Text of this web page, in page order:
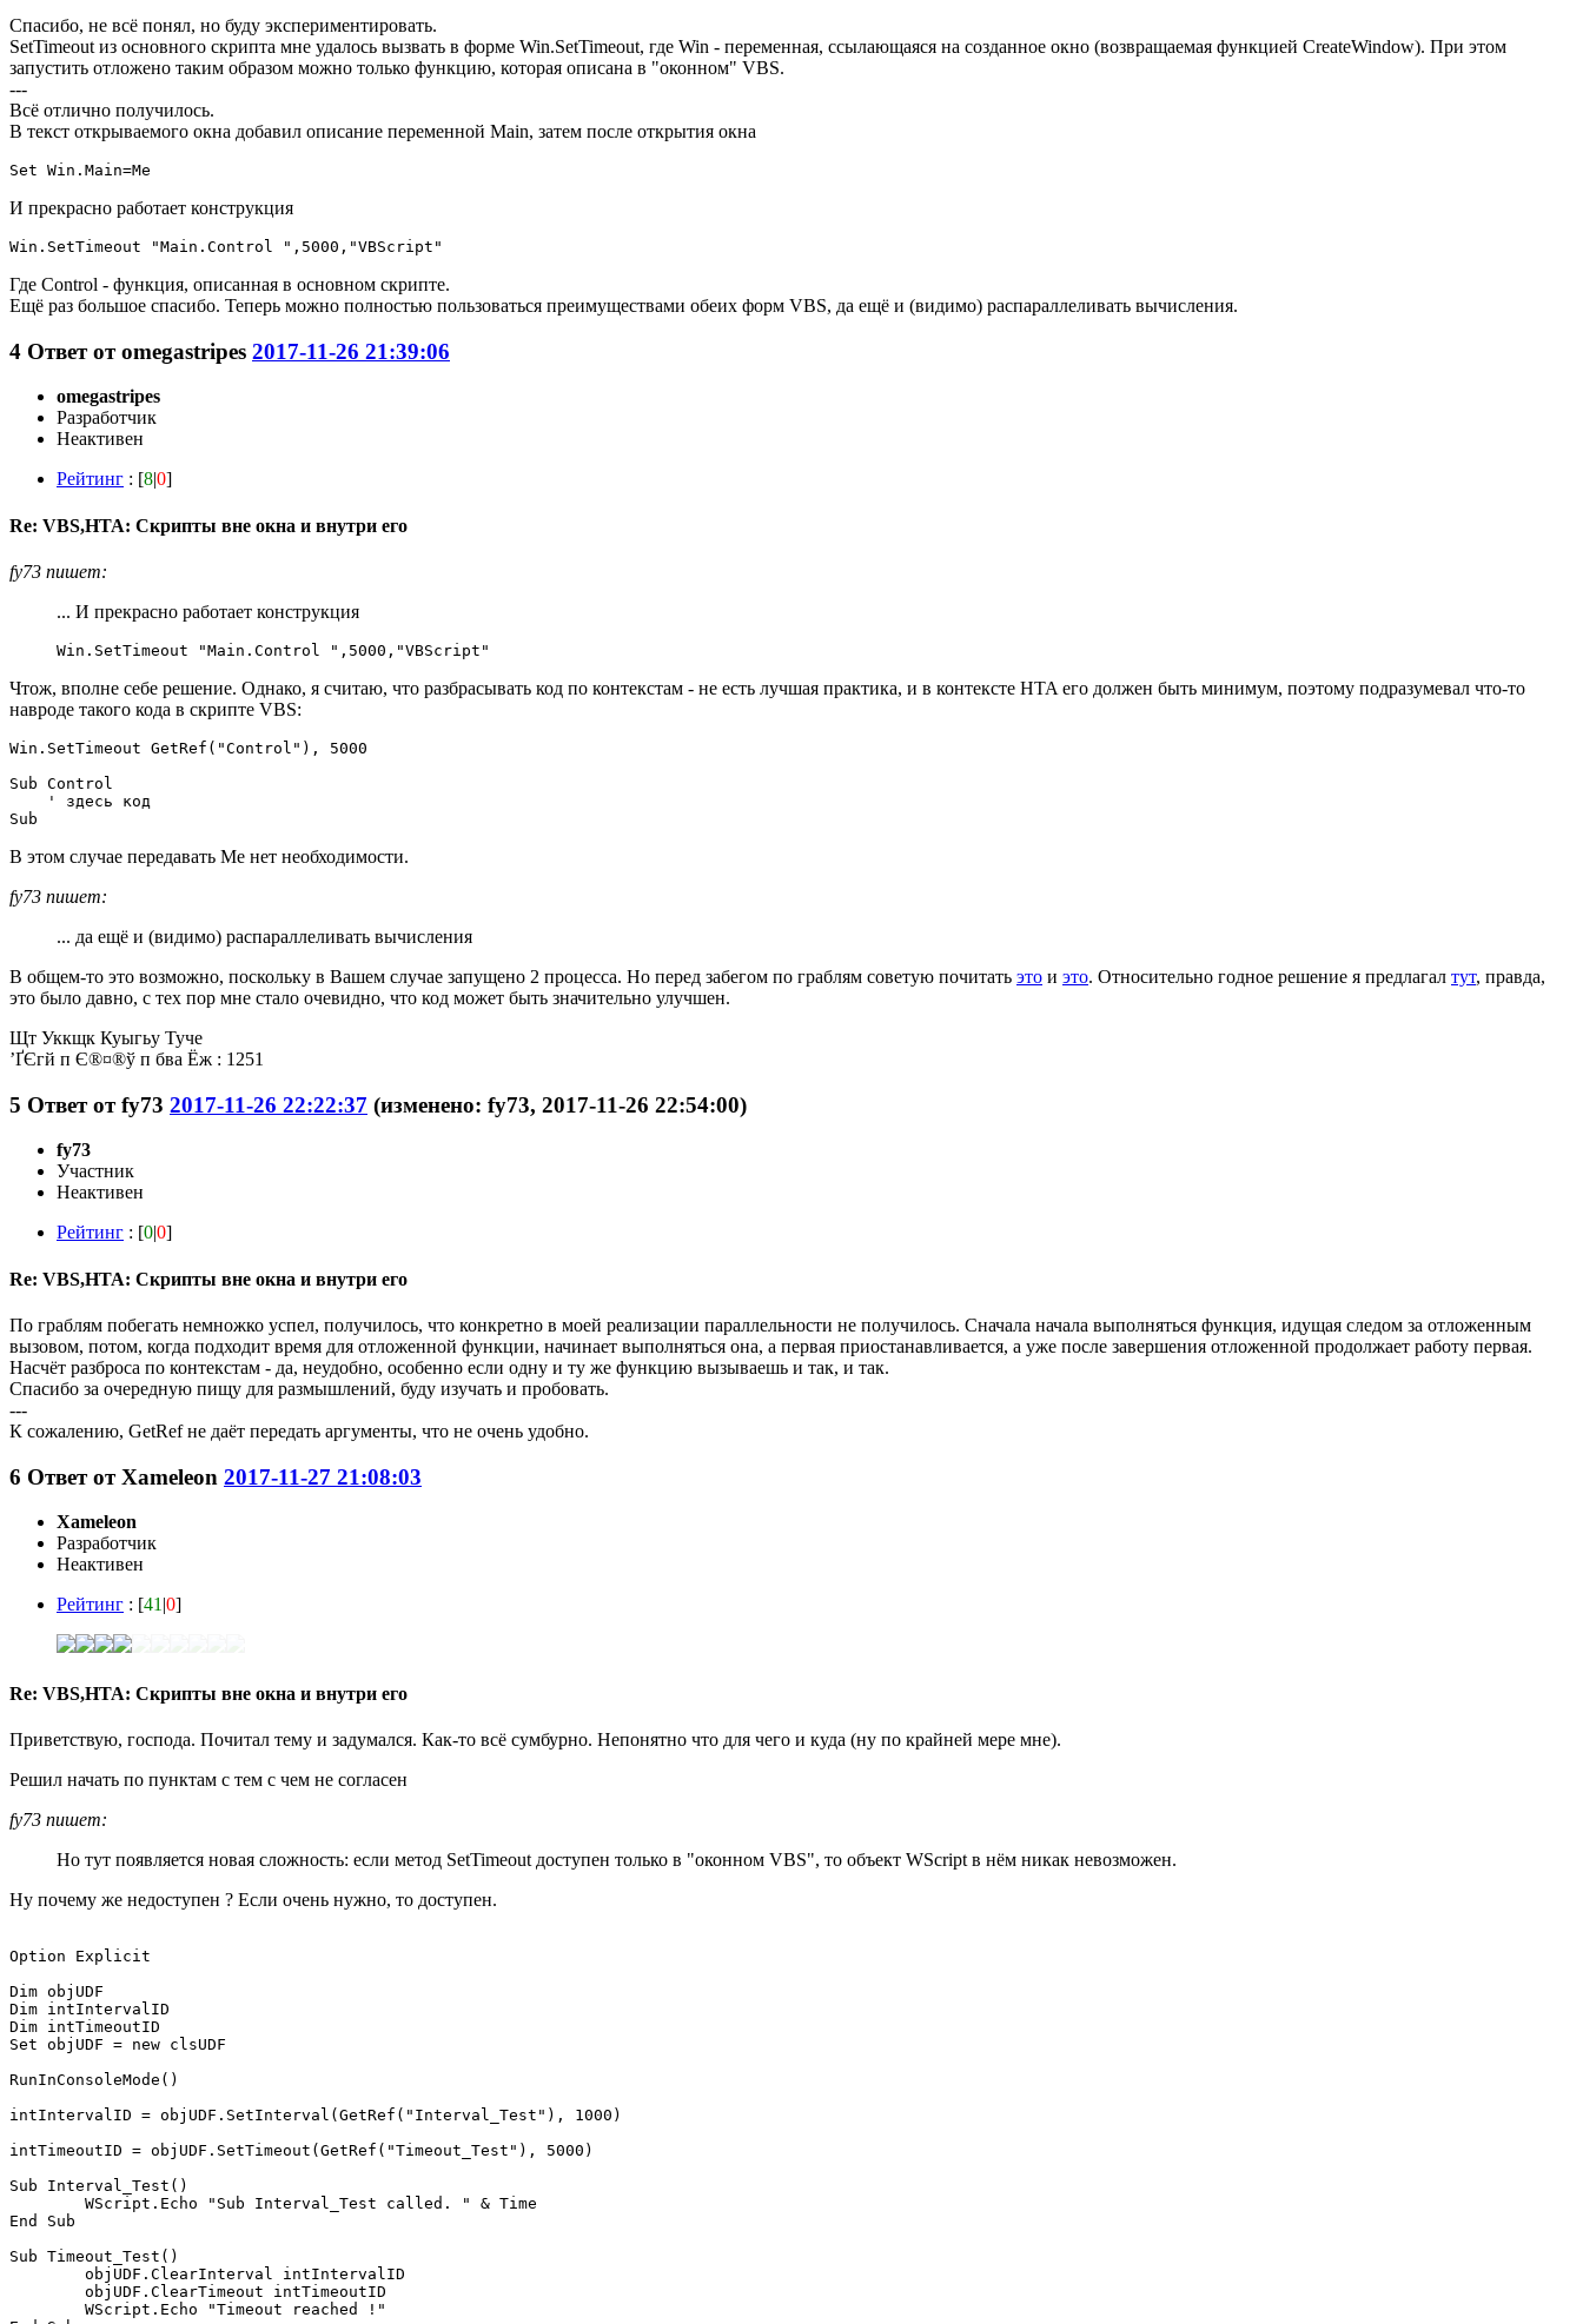
Спасибо, не всё понял, но буду экспериментировать.
SetTimeout из основного скрипта мне удалось вызвать в форме Win.SetTimeout, где Win - переменная, ссылающаяся на созданное окно (возвращаемая функцией CreateWindow). При этом
запустить отложено таким образом можно только функцию, которая описана в "оконном" VBS.
---
Всё отлично получилось.
В текст открываемого окна добавил описание переменной Main, затем после открытия окна
Set Win.Main=Me
И прекрасно работает конструкция
Win.SetTimeout "Main.Control ",5000,"VBScript"
Где Control - функция, описанная в основном скрипте.
Ещё раз большое спасибо. Теперь можно полностью пользоваться преимуществами обеих форм VBS, да ещё и (видимо) распараллеливать вычисления.
4 Ответ отomegastripes 2017-11-26 21:39:06
omegastripes
Разработчик
Неактивен
Рейтинг : [8|0]
Re: VBS,HTA: Скрипты вне окна и внутри его
fy73 пишет:
... И прекрасно работает конструкция
Win.SetTimeout "Main.Control ",5000,"VBScript"
Чтож, вполне себе решение. Однако, я считаю, что разбрасывать код по контекстам - не есть лучшая практика, и в контексте HTA его должен быть минимум, поэтому подразумевал что-то
навроде такого кода в скрипте VBS:
Win.SetTimeout GetRef("Control"), 5000
Sub Control
    ' здесь код
Sub
В этом случае передавать Me нет необходимости.
fy73 пишет:
... да ещё и (видимо) распараллеливать вычисления
В общем-то это возможно, поскольку в Вашем случае запущено 2 процесса. Но перед забегом по граблям советую почитать это и это. Относительно годное решение я предлагал тут, правда,
это было давно, с тех пор мне стало очевидно, что код может быть значительно улучшен.
Щт Уккщк Куыгьу Туче
’ҐЄгй п Є®¤®ў п бва Ёж : 1251
5 Ответ отfy73 2017-11-26 22:22:37 (изменено: fy73, 2017-11-26 22:54:00)
fy73
Участник
Неактивен
Рейтинг : [0|0]
Re: VBS,HTA: Скрипты вне окна и внутри его
По граблям побегать немножко успел, получилось, что конкретно в моей реализации параллельности не получилось. Сначала начала выполняться функция, идущая следом за отложенным
вызовом, потом, когда подходит время для отложенной функции, начинает выполняться она, а первая приостанавливается, а уже после завершения отложенной продолжает работу первая.
Насчёт разброса по контекстам - да, неудобно, особенно если одну и ту же функцию вызываешь и так, и так.
Спасибо за очередную пищу для размышлений, буду изучать и пробовать.
---
К сожалению, GetRef не даёт передать аргументы, что не очень удобно.
6 Ответ отXameleon 2017-11-27 21:08:03
Xameleon
Разработчик
Неактивен
Рейтинг : [41 |0]
Re: VBS,HTA: Скрипты вне окна и внутри его
Приветствую, господа. Почитал тему и задумался. Как-то всё сумбурно. Непонятно что для чего и куда (ну по крайней мере мне).
Решил начать по пунктам с тем с чем не согласен
fy73 пишет:
Но тут появляется новая сложность: если метод SetTimeout доступен только в "оконном VBS", то объект WScript в нём никак невозможен.
Ну почему же недоступен ? Если очень нужно, то доступен.
Option Explicit
Dim objUDF
Dim intIntervalID
Dim intTimeoutID
Set objUDF = new clsUDF
RunInConsoleMode()
intIntervalID = objUDF.SetInterval(GetRef("Interval_Test"), 1000)
intTimeoutID = objUDF.SetTimeout(GetRef("Timeout_Test"), 5000)
Sub Interval_Test()
End Sub
Sub Timeout_Test()